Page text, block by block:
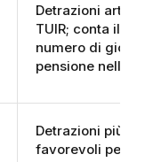
Detrazioni art. 13
TUIR; conta il
numero di
pensione
Detrazioni più
favorevoli per